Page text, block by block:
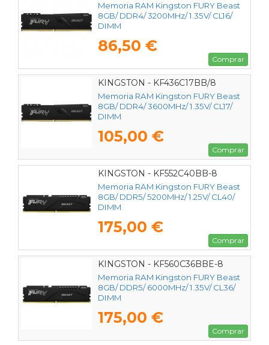
Memoria RAM Kingston FURY Beast
8GB/ DDR4/ 3200MHz/ 1.35V/ CL16/
DIMM
86,50 €
Comprar
KINGSTON - KF436C17BB/8
Memoria RAM Kingston FURY Beast
8GB/ DDR4/ 3600MHz/ 1.35V/ CL17/
DIMM
105,00 €
Comprar
KINGSTON - KF552C40BB-8
Memoria RAM Kingston FURY Beast
8GB/ DDR5/ 5200MHz/ 1.25V/ CL40/
DIMM
175,00 €
Comprar
KINGSTON - KF560C36BBE-8
Memoria RAM Kingston FURY Beast
8GB/ DDR5/ 6000MHz/ 1.35V/ CL36/
DIMM
175,00 €
Comprar